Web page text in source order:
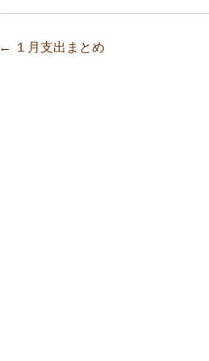
投稿ナビゲーション
← １月支出まとめ